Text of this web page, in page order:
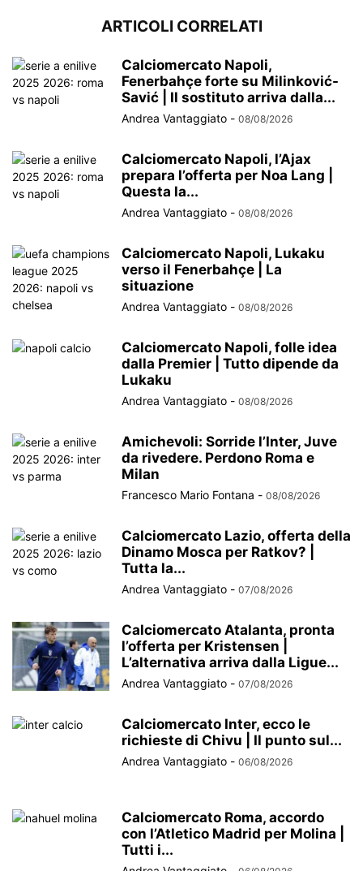
ARTICOLI CORRELATI
Calciomercato Napoli,
Fenerbahçe forte su Milinković-
Savić | Il sostituto arriva dalla...
Andrea Vantaggiato - 08/08/2026
Calciomercato Napoli, l’Ajax
prepara l’offerta per Noa Lang |
Questa la...
Andrea Vantaggiato - 08/08/2026
Calciomercato Napoli, Lukaku
verso il Fenerbahçe | La
situazione
Andrea Vantaggiato - 08/08/2026
Calciomercato Napoli, folle idea
dalla Premier | Tutto dipende da
Lukaku
Andrea Vantaggiato - 08/08/2026
Amichevoli: Sorride l’Inter, Juve
da rivedere. Perdono Roma e
Milan
Francesco Mario Fontana - 08/08/2026
Calciomercato Lazio, offerta della
Dinamo Mosca per Ratkov? |
Tutta la...
Andrea Vantaggiato - 07/08/2026
Calciomercato Atalanta, pronta
l’offerta per Kristensen |
L’alternativa arriva dalla Ligue...
Andrea Vantaggiato - 07/08/2026
Calciomercato Inter, ecco le
richieste di Chivu | Il punto sul...
Andrea Vantaggiato - 06/08/2026
Calciomercato Roma, accordo
con l’Atletico Madrid per Molina |
Tutti i...